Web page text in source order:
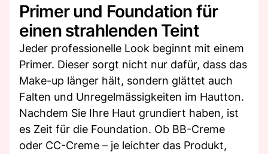
Primer und Foundation für
einen strahlenden Teint
Jeder professionelle Look beginnt mit einem
Primer. Dieser sorgt nicht nur dafür, dass das
Make-up länger hält, sondern glättet auch
Falten und Unregelmässigkeiten im Hautton.
Nachdem Sie Ihre Haut grundiert haben, ist
es Zeit für die Foundation. Ob BB-Creme
oder CC-Creme – je leichter das Produkt,